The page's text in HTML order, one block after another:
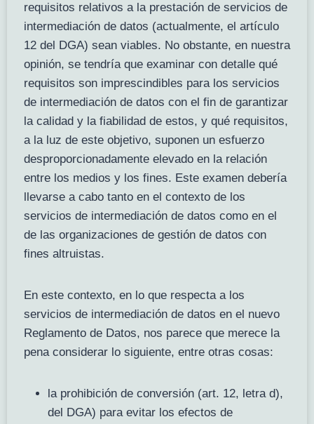
requisitos relativos a la prestación de servicios de
intermediación de datos (actualmente, el artículo
12 del DGA) sean viables. No obstante, en nuestra
opinión, se tendría que examinar con detalle qué
requisitos son imprescindibles para los servicios
de intermediación de datos con el fin de garantizar
la calidad y la fiabilidad de estos, y qué requisitos,
a la luz de este objetivo, suponen un esfuerzo
desproporcionadamente elevado en la relación
entre los medios y los fines. Este examen debería
llevarse a cabo tanto en el contexto de los
servicios de intermediación de datos como en el
de las organizaciones de gestión de datos con
fines altruistas.
En este contexto, en lo que respecta a los
servicios de intermediación de datos en el nuevo
Reglamento de Datos, nos parece que merece la
pena considerar lo siguiente, entre otras cosas:
la prohibición de conversión (art. 12, letra d),
del DGA) para evitar los efectos de